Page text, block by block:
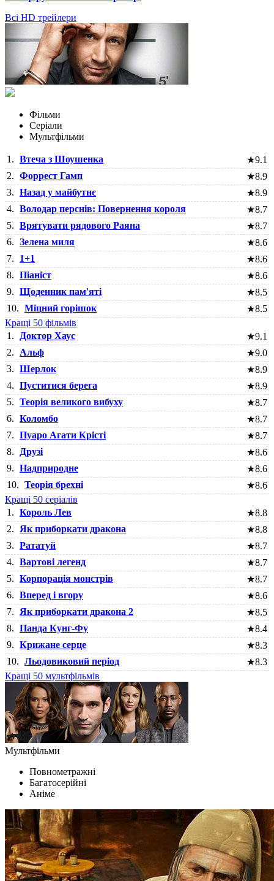
Всі HD трейлери
Фільми
Серіали
Мультфільми
1. Втеча з Шоушенка ★9.1
2. Форрест Гамп ★8.9
3. Назад у майбутнє ★8.9
4. Володар перснів: Повернення короля ★8.7
5. Врятувати рядового Раяна ★8.7
6. Зелена миля ★8.6
7.
1+1 ★8.6
8. Піаніст ★8.6
9. Щоденник пам'яті ★8.5
10. Міцний горішок ★8.5
Кращі 50 фільмів
1.
Доктор Хаус ★9.1
2.
Альф ★9.0
3. Шерлок ★8.9
4. Пуститися берега ★8.9
5. Теорія великого вибуху ★8.7
6. Коломбо ★8.7
7. Пуаро Агати Крісті ★8.7
8.
Друзі ★8.6
9. Надприродне ★8.6
10. Теорія брехні ★8.6
Кращі 50 серіалів
1. Король Лев ★8.8
2.
Як приборкати дракона ★8.8
3. Рататуй ★8.7
4. Вартові легенд ★8.7
5. Корпорація монстрів ★8.7
6. Вперед і вгору ★8.6
7.
Як приборкати дракона 2 ★8.5
8. Панда Кунг-Фу ★8.4
9. Крижане серце ★8.3
10. Льодовиковий період ★8.3
Кращі 50 мультфільмів
Мультфільми
Повнометражні
Багатосерійні
Аніме